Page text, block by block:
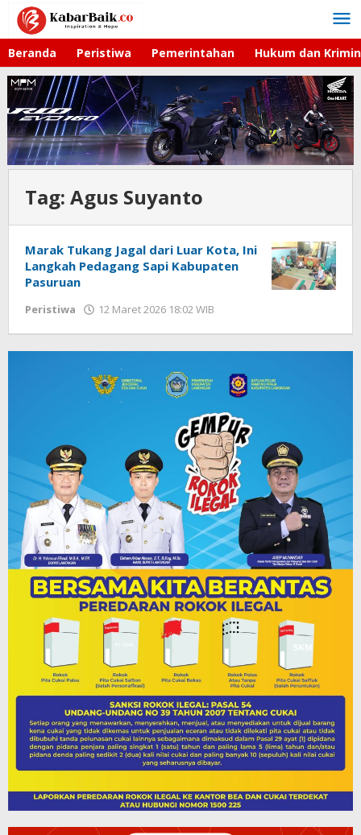
Lewati
konten
Beranda Peristiwa Pemerintahan Hukum dan
Tag: Agus Suyanto
Marak Tukang Jagal dari Luar Kota, Ini
Langkah Pedagang Sapi Kabupaten
Pasuruan
Peristiwa 12 Maret 2026 18:02 WIB